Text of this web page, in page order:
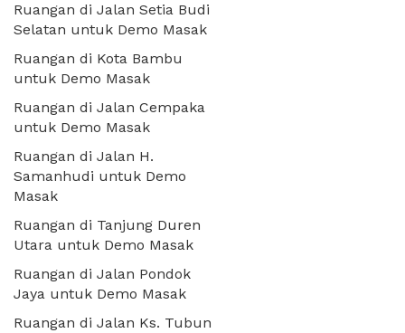
Ruangan di Jalan Setia Budi
Selatan untuk Demo Masak
Ruangan di Kota Bambu
untuk Demo Masak
Ruangan di Jalan Cempaka
untuk Demo Masak
Ruangan di Jalan H.
Samanhudi untuk Demo
Masak
Ruangan di Tanjung Duren
Utara untuk Demo Masak
Ruangan di Jalan Pondok
Jaya untuk Demo Masak
Ruangan di Jalan Ks. Tubun